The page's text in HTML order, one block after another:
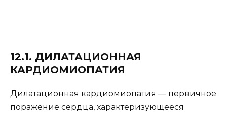
12.1. ДИЛАТАЦИОННАЯ
КАРДИОМИОПАТИЯ
Дилатационная кардиомиопатия — первичное
поражение сердца, характеризующееся